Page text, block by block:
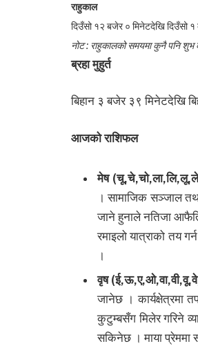
राहुकाल
दिउँसो १२ बजेर ० मिनेटदेखि दिउँसो
नोट : राहुकालको समयमा कुनै पनि शुभ
ब्रहा मुहुर्त
बिहान ३ बजेर ३९ मिनेटदेखि
आजको राशिफल
मेष
। सामाजिक सञ्जाल
जाने हुनाले नतिजा
रमाइलो यात्राको तय
।
वृष
जानेछ । कार्यक्षेत्रमा
कुटुम्बसँग मिलेर गरिने
सकिनेछ । माया प्रेममा